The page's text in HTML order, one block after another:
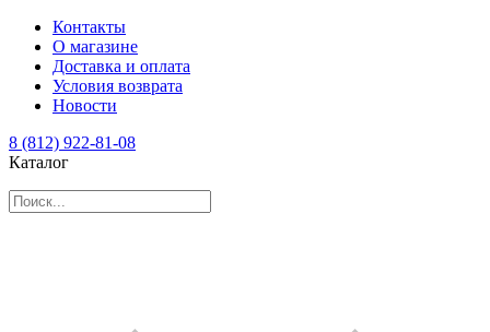
Контакты
О магазине
Доставка и оплата
Условия возврата
Новости
8 (812) 922-81-08
Каталог